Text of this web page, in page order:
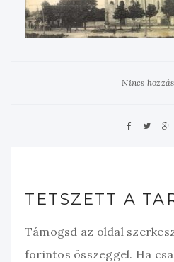
Nincs
TETSZETT A
Támogsd az oldal
forintos összeggel. Ha